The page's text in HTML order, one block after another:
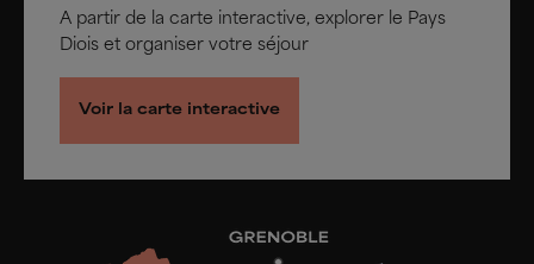
A partir de la carte interactive, explorer le Pays
Diois et organiser votre séjour
Voir la carte interactive